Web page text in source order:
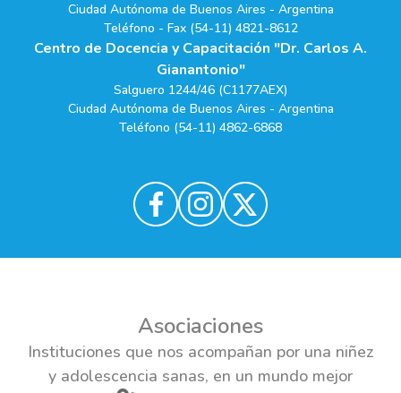
Ciudad Autónoma de Buenos Aires - Argentina
Teléfono - Fax (54-11) 4821-8612
Centro de Docencia y Capacitación "Dr. Carlos A.
Gianantonio"
Salguero 1244/46 (C1177AEX)
Ciudad Autónoma de Buenos Aires - Argentina
Teléfono (54-11) 4862-6868
Asociaciones
Instituciones que nos acompañan por una niñez
y adolescencia sanas, en un mundo mejor